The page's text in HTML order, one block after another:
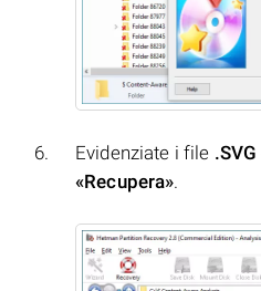
Evidenziate i file .SVG
«Recupera».